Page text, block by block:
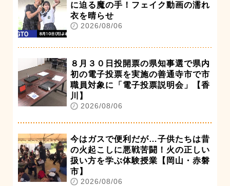
に迫る魔の手！フェイク動画の濡れ
衣を晴らせ
2026/08/06
８月３０日投開票の県知事選で県内
初の電子投票を実施の善通寺市で市
職員対象に「電子投票説明会」【香
川】
2026/08/06
今はガスで便利だが…子供たちは昔
の火起こしに悪戦苦闘！火の正しい
扱い方を学ぶ体験授業【岡山・赤磐
市】
2026/08/06